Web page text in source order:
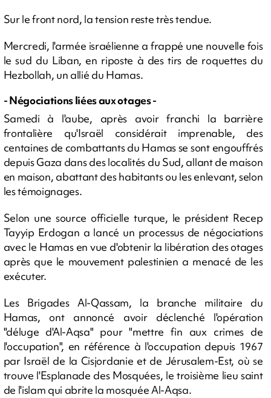
Sur le front nord, la tension reste très tendue.
Mercredi, l'armée israélienne a frappé une nouvelle fois
le sud du Liban, en riposte à des tirs de roquettes du
Hezbollah, un allié du Hamas.
- Négociations liées aux otages -
Samedi à l'aube, après avoir franchi la barrière
frontalière qu'Israël considérait imprenable, des
centaines de combattants du Hamas se sont engouffrés
depuis Gaza dans des localités du Sud, allant de maison
en maison, abattant des habitants ou les enlevant, selon
les témoignages.
Selon une source officielle turque, le président Recep
Tayyip Erdogan a lancé un processus de négociations
avec le Hamas en vue d'obtenir la libération des otages
après que le mouvement palestinien a menacé de les
exécuter.
Les Brigades Al-Qassam, la branche militaire du
Hamas, ont annoncé avoir déclenché l'opération
"déluge d'Al-Aqsa" pour "mettre fin aux crimes de
l'occupation", en référence à l'occupation depuis 1967
par Israël de la Cisjordanie et de Jérusalem-Est, où se
trouve l'Esplanade des Mosquées, le troisième lieu saint
de l'islam qui abrite la mosquée Al-Aqsa.